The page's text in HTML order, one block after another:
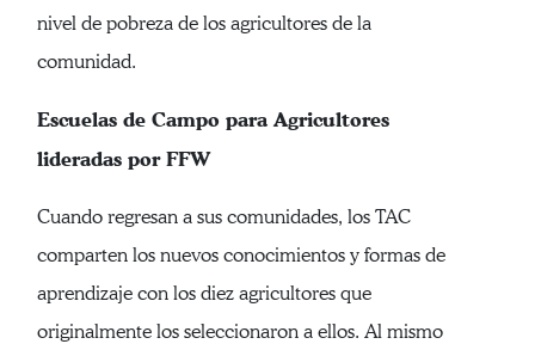
nivel de pobreza de los agricultores de la
comunidad.
Escuelas de Campo para Agricultores
lideradas por FFW
Cuando regresan a sus comunidades, los TAC
comparten los nuevos conocimientos y formas de
aprendizaje con los diez agricultores que
originalmente los seleccionaron a ellos. Al mismo